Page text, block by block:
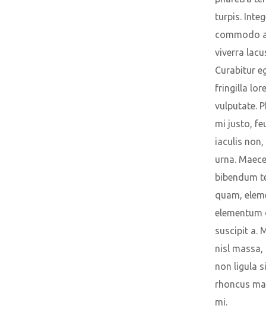
turpis.
commodo
viverra
Curabitur
fringilla
vulputate.
mi justo,
iaculis
urna.
bibendum
quam,
elementum
suscipit a.
nisl massa,
non ligula
rhoncus
mi.